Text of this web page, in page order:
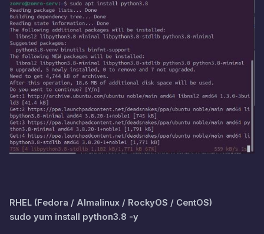
RHEL (Fedora / Almalinux / RockyOS / CentOS)
sudo yum install python3.8 -y